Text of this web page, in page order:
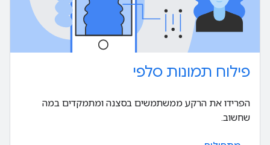
פילוח תמונות סלפי
הפרידו את הרקע ממשתמשים בסצנה ומתמקדים במה
שחשוב.